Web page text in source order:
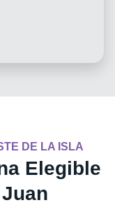
DE LA ISLA
Elegible